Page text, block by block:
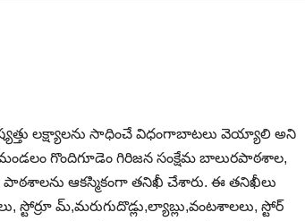
లక్ష్యాలను సాధించే విధంగాబాటలు వెయ్యాలి అని
గొందిగూడెం గిరిజన సంక్షేమ బాలురపాఠశాల,
ఆకస్మికంగా తనిఖీ చేశారు. ఈ తనిఖీలు
మ్,మరుగుదొడ్లు,ల్యాబ్లు,వంటశాలలు, స్టోర్